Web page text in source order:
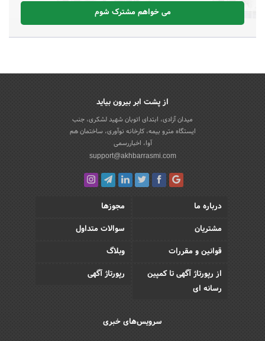
می خواهم مشترک شوم
از پشت ابر بیرون بیاید
میدان آزادی، ابتدای اتوبان شهید لشکری، جنب
ایستگاه مترو بیمه، کارخانه نوآوری، ساختمان هم
آوا، اخباررسمی
support@akhbarrasmi.com
درباره ما
مجوزها
مشتریان
سوالات متداول
قوانین و مقررات
وبلاگ
از رپورتاژ آگهی تا کمپین
رسانه ای
رپورتاژ آگهی
سرویس‌های خبری